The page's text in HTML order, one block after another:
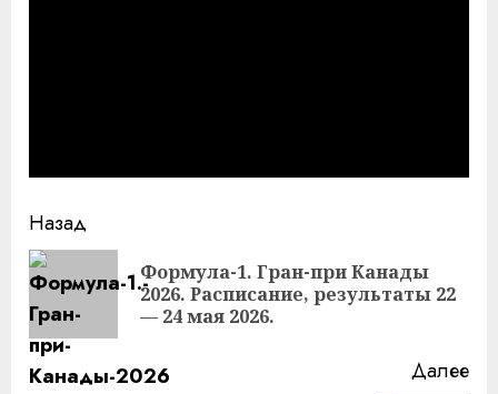
Продолжить
чтение
Назад
Формула-1. Гран-при Канады
2026. Расписание, результаты 22
— 24 мая 2026.
Далее